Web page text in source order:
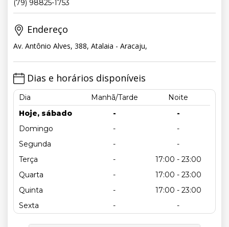
(79) 98825-1753
Endereço
Av. Antônio Alves, 388, Atalaia - Aracaju,
Dias e horários disponíveis
Dia Manhã/Tarde
Noite
Hoje, sábado
-
-
Domingo
-
-
Segunda
-
-
Terça
-
17:00 - 23:00
Quarta
-
17:00 - 23:00
Quinta
-
17:00 - 23:00
Sexta
- -